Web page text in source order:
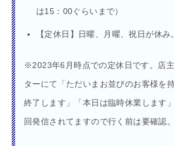
は15：00ぐらいまで）
【定休日】日曜、月曜、祝日が休み。
※2023年6月時点での定休日です。店
ターにて「ただいまお並びのお客様を
終了します」「本日は臨時休業します
回発信されてますので行く前は要確認。